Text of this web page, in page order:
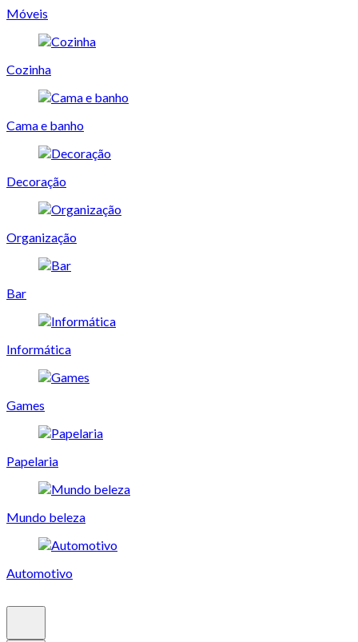
Móveis
Cozinha
Cama e banho
Decoração
Organização
Bar
Informática
Games
Papelaria
Mundo beleza
Automotivo